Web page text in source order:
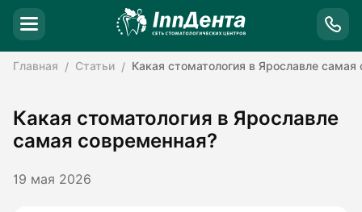
Главная Статьи Какая стоматология в Ярославле самая
Какая стоматология в Ярославле
самая современная?
19 мая 2026